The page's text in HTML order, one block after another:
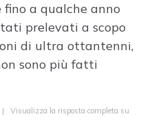
a qualche anno
prelevati a scopo
di ultra ottantenni,
sono più fatti
| Visualizza la risposta completa su